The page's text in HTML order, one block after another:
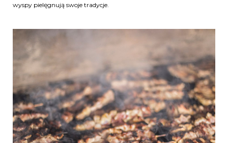
wyspy pielęgnują swoje tradycje.